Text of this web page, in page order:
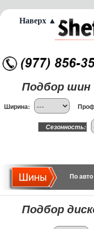
Подбор шин
Ширина:
Сезонность:
По авто
Подбор
Наверх ▲